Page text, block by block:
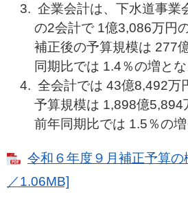
企業会計は、下水道事業
の2会計で 1億3,086万円の
補正後の予算規模は 277
同期比では 1.4％の増とな
全会計では 43億8,492万
予算規模は 1,898億5,894
前年同期比では 1.5％の増
令和６年度９月補正予算
／1.06MB]